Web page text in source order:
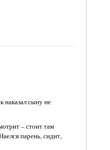
наказал сыну не
– стоит там
парень, сидит,